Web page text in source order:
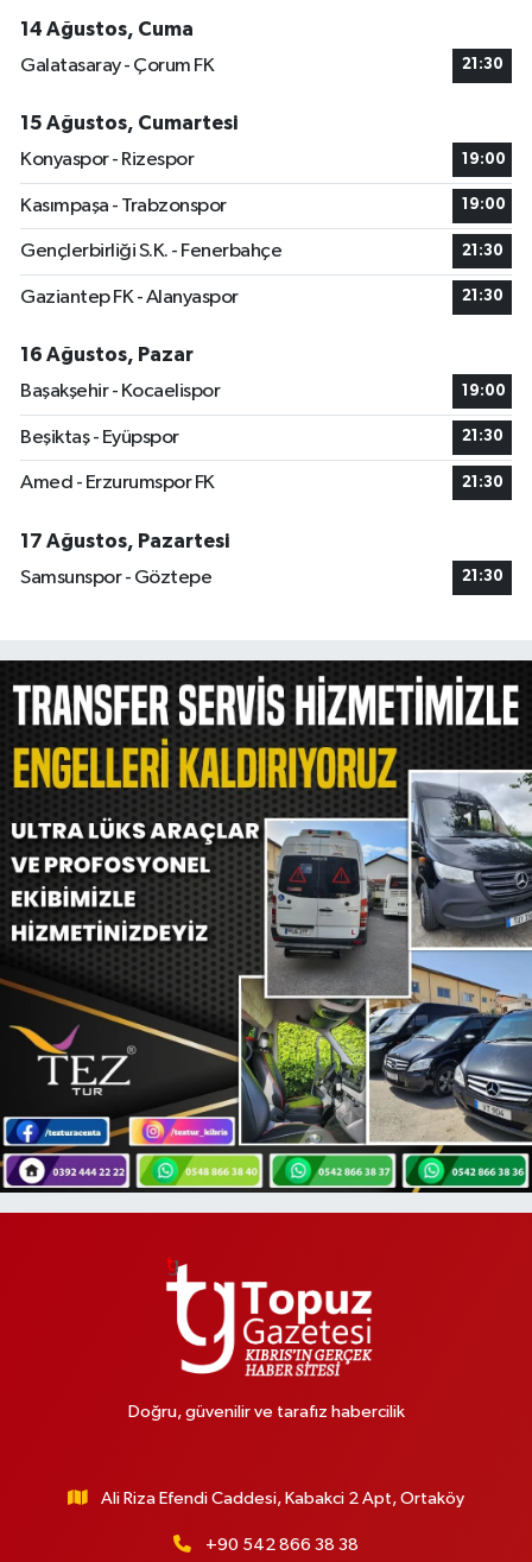
14 Ağustos, Cuma
Galatasaray - Çorum FK
21:30
15 Ağustos, Cumartesi
Konyaspor - Rizespor
19:00
Kasımpaşa - Trabzonspor 19:00
Gençlerbirliği S.K. - Fenerbahçe 21:30
Gaziantep FK - Alanyaspor 21:30
16 Ağustos, Pazar
Başakşehir - Kocaelispor
19:00
Beşiktaş - Eyüpspor 21:30
Amed - Erzurumspor FK 21:30
17 Ağustos, Pazartesi
Samsunspor - Göztepe
21:30
Doğru, güvenilir ve tarafız habercilik
Ali Riza Efendi Caddesi, Kabakci 2 Apt, Ortaköy
+90 542 866 38 38